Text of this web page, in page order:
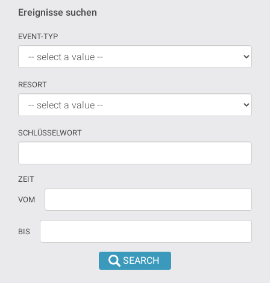
Ereignisse suchen
EVENT-TYP
RESORT
SCHLÜSSELWORT
ZEIT
Wenn
Datum
versehen
Datum
dd/mm/yyyy
VOM
BIS